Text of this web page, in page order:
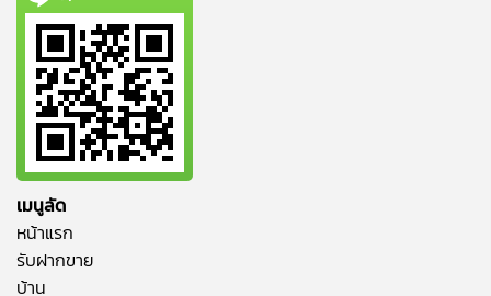
เมนูลัด
หน้าแรก
รับฝากขาย
บ้าน